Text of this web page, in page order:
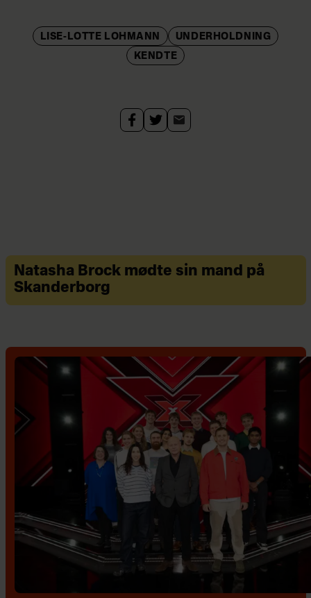
LISE-LOTTE LOHMANN
UNDERHOLDNING
KENDTE
Natasha Brock mødte sin mand på
Skanderborg